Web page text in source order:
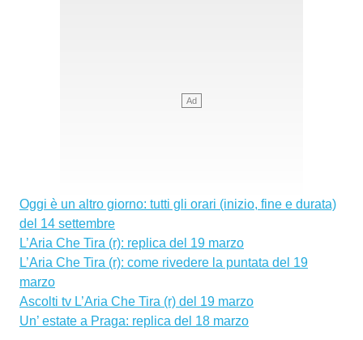
Oggi è un altro giorno: tutti gli orari (inizio, fine e durata)
del 14 settembre
L’Aria Che Tira (r): replica del 19 marzo
L’Aria Che Tira (r): come rivedere la puntata del 19
marzo
Ascolti tv L’Aria Che Tira (r) del 19 marzo
Un’ estate a Praga: replica del 18 marzo